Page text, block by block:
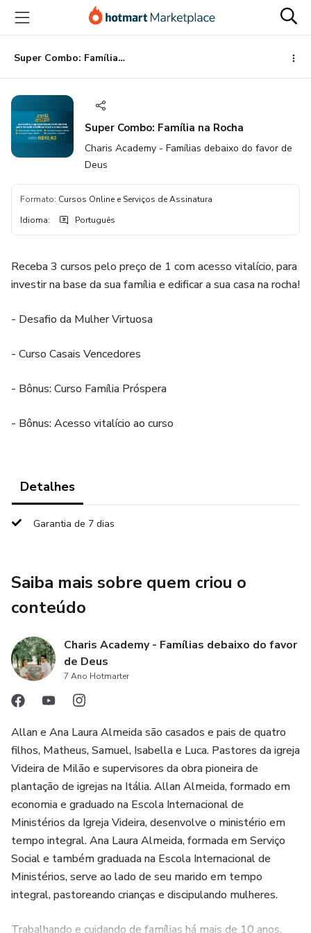
para
conteúdo
principal
para
pagamento
para
rodapé
Super Combo: Família na Rocha
Super Combo: Família na Rocha
Charis Academy - Famílias debaixo do favor de
Deus
Formato: Cursos Online e Serviços de Assinatura
Idioma: Português
Receba 3 cursos pelo preço de 1 com acesso vitalício, para
investir na base da sua família e edificar a sua casa na rocha!
- Desafio da Mulher Virtuosa
- Curso Casais Vencedores
- Bônus: Curso Família Próspera
- Bônus: Acesso vitalício ao curso
Detalhes
Garantia de 7 dias
Saiba mais sobre quem criou o
conteúdo
Charis Academy - Famílias debaixo do favor
de Deus
7 Ano Hotmarter
Allan e Ana Laura Almeida são casados e pais de quatro
filhos, Matheus, Samuel, Isabella e Luca. Pastores da igreja
Videira de Milão e supervisores da obra pioneira de
plantação de igrejas na Itália. Allan Almeida, formado em
economia e graduado na Escola Internacional de
Ministérios da Igreja Videira, desenvolve o ministério em
tempo integral. Ana Laura Almeida, formada em Serviço
Social e também graduada na Escola Internacional de
Ministérios, serve ao lado de seu marido em tempo
integral, pastoreando crianças e discipulando mulheres.
Trabalhando e cuidando de famílias há mais de 10 anos,